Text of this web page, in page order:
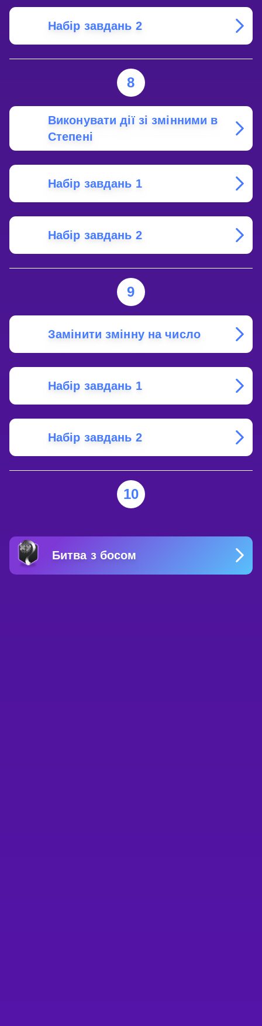
Набір завдань 2
8
Виконувати дії зі змінними в
Степені
Набір завдань 1
Набір завдань 2
9
Замінити змінну на число
Набір завдань 1
Набір завдань 2
10
Битва з босом